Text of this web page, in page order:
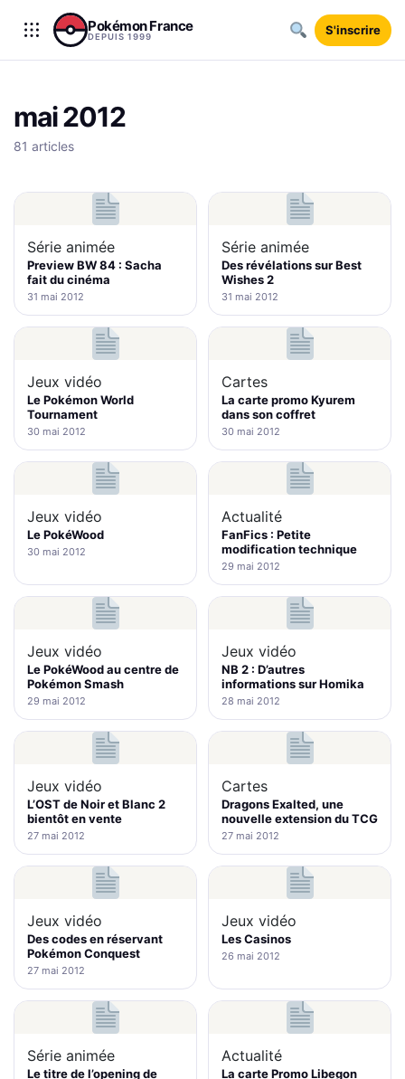
Aller au contenu
Pokémon France
DEPUIS 1999 S'inscrire
mai 2012
81 articles
Série animée
Preview BW 84 : Sacha
fait du cinéma
31 mai 2012
Série animée
Des révélations sur Best
Wishes 2
31 mai 2012
Jeux vidéo
Le Pokémon World
Tournament
30 mai 2012
Cartes
La carte promo Kyurem
dans son coffret
30 mai 2012
Jeux vidéo
Le PokéWood
30 mai 2012
Actualité
FanFics : Petite
modification technique
29 mai 2012
Jeux vidéo
Le PokéWood au centre de
Pokémon Smash
29 mai 2012
Jeux vidéo
NB 2 : D’autres
informations sur Homika
28 mai 2012
Jeux vidéo
L’OST de Noir et Blanc 2
bientôt en vente
27 mai 2012
Cartes
Dragons Exalted, une
nouvelle extension du TCG
27 mai 2012
Jeux vidéo
Des codes en réservant
Pokémon Conquest
27 mai 2012
Jeux vidéo
Les Casinos
26 mai 2012
Série animée
Le titre de l’opening de
Actualité
La carte Promo Libegon